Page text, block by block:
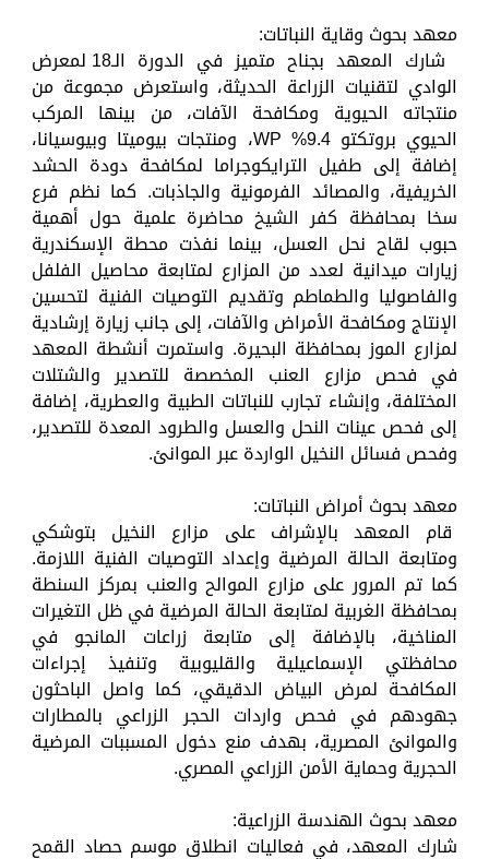
معهد بحوث وقاية النباتات:
شارك المعهد بجناح متميز في الدورة الـ18 لمعرض
الوادي لتقنيات الزراعة الحديثة، واستعرض مجموعة من
منتجاته الحيوية ومكافحة الآفات، من بينها المركب
الحيوي بروتكتو 9.4% WP، ومنتجات بيوميتا وبيوسيانا،
إضافة إلى طفيل الترايكوجراما لمكافحة دودة الحشد
الخريفية، والمصائد الفرمونية والجاذبات. كما نظم فرع
سخا بمحافظة كفر الشيخ محاضرة علمية حول أهمية
حبوب لقاح نحل العسل، بينما نفذت محطة الإسكندرية
زيارات ميدانية لعدد من المزارع لمتابعة محاصيل الفلفل
والفاصوليا والطماطم وتقديم التوصيات الفنية لتحسين
الإنتاج ومكافحة الأمراض والآفات، إلى جانب زيارة إرشادية
لمزارع الموز بمحافظة البحيرة. واستمرت أنشطة المعهد
في فحص مزارع العنب المخصصة للتصدير والشتلات
المختلفة، وإنشاء تجارب للنباتات الطبية والعطرية، إضافة
إلى فحص عينات النحل والعسل والطرود المعدة للتصدير،
وفحص فسائل النخيل الواردة عبر الموانئ.
معهد بحوث أمراض النباتات:
قام المعهد بالإشراف على مزارع النخيل بتوشكي
ومتابعة الحالة المرضية وإعداد التوصيات الفنية اللازمة.
كما تم المرور على مزارع الموالح والعنب بمركز السنطة
بمحافظة الغربية لمتابعة الحالة المرضية في ظل التغيرات
المناخية، بالإضافة إلى متابعة زراعات المانجو في
محافظتي الإسماعيلية والقليوبية وتنفيذ إجراءات
المكافحة لمرض البياض الدقيقي، كما واصل الباحثون
جهودهم في فحص واردات الحجر الزراعي بالمطارات
والموانئ المصرية، بهدف منع دخول المسببات المرضية
الحجرية وحماية الأمن الزراعي المصري.
معهد بحوث الهندسة الزراعية:
شارك المعهد، في فعاليات انطلاق موسم حصاد القمح